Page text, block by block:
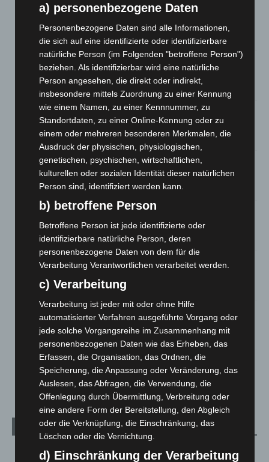
Kunst trifft Weingenuss: Barbara-Susann Mehring zeigt ihre
Werke im Jacques’ Wein-Depot Isernhagen
8. August 2026
A2: Zweite Turbobaustelle startet zwischen Hannover-West
Niedersachsen: Feuerwehrkräfte kehren nach
Waldbrandeinsatz aus Spanien zurück
7. August 2026
Hannover: Erste Tigermücken-Population in Niedersachsen
entdeckt
7. August 2026
Brand im „Haus der Begegnung“ in Neuwarmbüchen schnell
eingedämmt
6. August 2026
Region Hannover: 21 neue Notfallsanitäter starten beim
5. August 2026
Mann läuft mit Hockeyschläger über A7 – Polizei sucht
5. August 2026
Celle: Mensch stirbt bei Bagger-Unfall auf Baustelle
5. August 2026
Kategorien
Blaulicht 2.799
a) personenbezogene Daten
Personenbezogene Daten sind alle Informationen,
die sich auf eine identifizierte oder identifizierbare
natürliche Person (im Folgenden "betroffene Person")
beziehen. Als identifizierbar wird eine natürliche
Person angesehen, die direkt oder indirekt,
insbesondere mittels Zuordnung zu einer Kennung
wie einem Namen, zu einer Kennnummer, zu
Standortdaten, zu einer Online-Kennung oder zu
einem oder mehreren besonderen Merkmalen, die
Ausdruck der physischen, physiologischen,
genetischen, psychischen, wirtschaftlichen,
kulturellen oder sozialen Identität dieser natürlichen
Person sind, identifiziert werden kann.
b) betroffene Person
Betroffene Person ist jede identifizierte oder
identifizierbare natürliche Person, deren
personenbezogene Daten von dem für die
Verarbeitung Verantwortlichen verarbeitet werden.
c) Verarbeitung
Verarbeitung ist jeder mit oder ohne Hilfe
automatisierter Verfahren ausgeführte Vorgang oder
jede solche Vorgangsreihe im Zusammenhang mit
personenbezogenen Daten wie das Erheben, das
Erfassen, die Organisation, das Ordnen, die
Speicherung, die Anpassung oder Veränderung, das
Auslesen, das Abfragen, die Verwendung, die
Offenlegung durch Übermittlung, Verbreitung oder
eine andere Form der Bereitstellung, den Abgleich
oder die Verknüpfung, die Einschränkung, das
Löschen oder die Vernichtung.
d) Einschränkung der Verarbeitung